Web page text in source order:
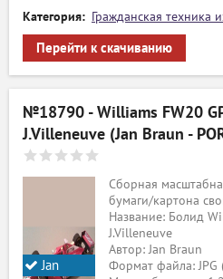
Категория: Гражданская техника
Перейти к скачиванию
№18790 - Williams FW20
J.Villeneuve (Jan Braun -
Jan
Сборная
бумаги/картона
Название: Болид
J.Villeneuve
Автор: Jan Braun
Формат файла: JPG